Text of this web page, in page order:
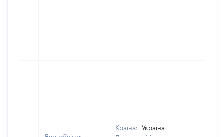
Країна:
Україна